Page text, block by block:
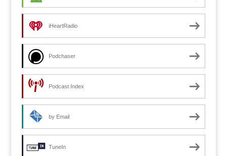
iHeartRadio
Podchaser
Podcast Index
by Email
TuneIn